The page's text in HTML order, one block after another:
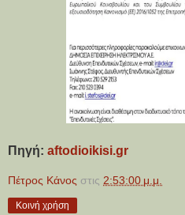
Πηγή: aftodioikisi.gr
Πέτρος Κάνος στις 2:53:00 μ.μ.
Κοινή χρήση